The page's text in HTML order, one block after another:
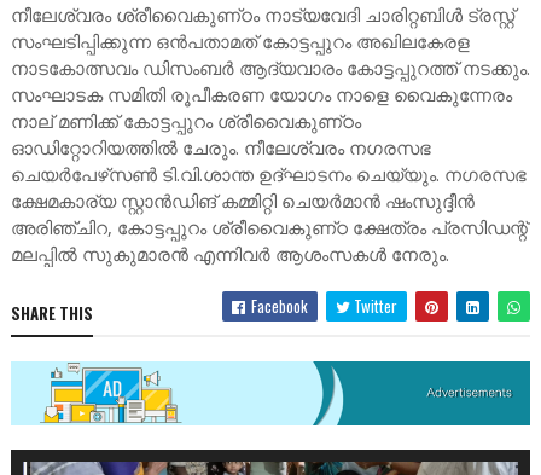
നീലേശ്വരം ശ്രീവൈകുണ്‌ഠം നാട്യവേദി ചാരിറ്റബിള്‍ ട്രസ്റ്റ്‌
സംഘടിപ്പിക്കുന്ന ഒന്‍പതാമത്‌ കോട്ടപ്പുറം അഖിലകേരള
നാടകോത്സവം ഡിസംബര്‍ ആദ്യവാരം കോട്ടപ്പുറത്ത്‌ നടക്കും.
സംഘാടക സമിതി രൂപീകരണ യോഗം നാളെ വൈകുന്നേരം
നാല്‌ മണിക്ക്‌ കോട്ടപ്പുറം ശ്രീവൈകുണ്‌ഠം
ഓഡിറ്റോറിയത്തില്‍ ചേരും. നീലേശ്വരം നഗരസഭ
ചെയര്‍പേഴ്‌സണ്‍ ടി.വി.ശാന്ത ഉദ്‌ഘാടനം ചെയ്യും. നഗരസഭ
ക്ഷേമകാര്യ സ്റ്റാന്‍ഡിങ്‌ കമ്മിറ്റി ചെയര്‍മാന്‍ ഷംസുദ്ദീന്‍
അരിഞ്ചിറ, കോട്ടപ്പുറം ശ്രീവൈകുണ്‌ഠ ക്ഷേത്രം പ്രസിഡന്റ്‌
മലപ്പില്‍ സുകുമാരന്‍ എന്നിവര്‍ ആശംസകള്‍ നേരും.
SHARE THIS Facebook Twitter